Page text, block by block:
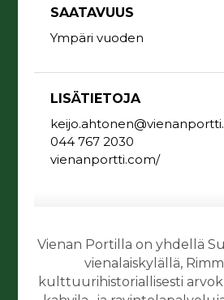
SAATAVUUS
Ympäri vuoden
LISÄTIETOJA
044 767 2030
vienanportti.com/
Vienan Portilla on yhdellä
vienalaiskylällä,
kulttuurihistoriallisesti